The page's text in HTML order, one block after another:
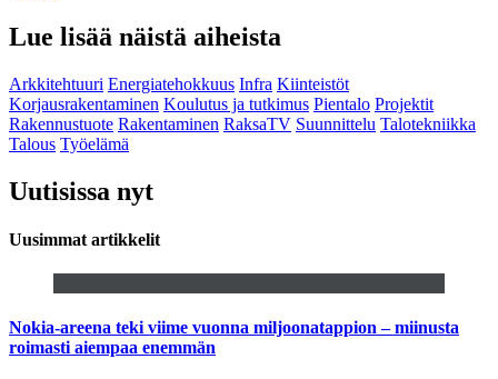
Lue lisää näistä aiheista
Arkkitehtuuri Energiatehokkuus Infra Kiinteistöt
Korjausrakentaminen Koulutus ja tutkimus Pientalo Projektit
Rakennustuote Rakentaminen RaksaTV Suunnittelu Talotekniikka
Talous Työelämä
Uutisissa nyt
Uusimmat artikkelit
Nokia-areena teki viime vuonna miljoonatappion – miinusta
roimasti aiempaa enemmän